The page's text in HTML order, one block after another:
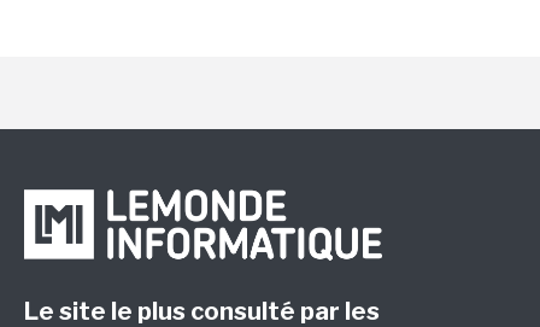
Le site le plus consulté par les